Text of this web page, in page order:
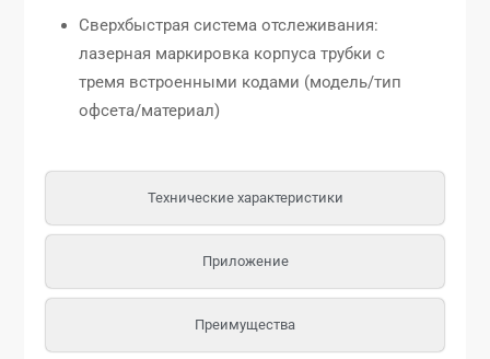
Технические характеристики
Приложение
Преимущества
Сверхбыстрая система отслеживания:
лазерная маркировка корпуса трубки с
тремя встроенными кодами (модель/тип
офсета/материал)